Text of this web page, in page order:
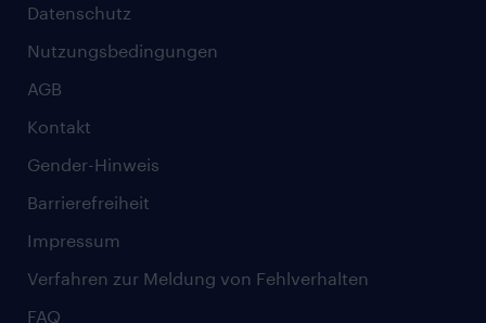
Datenschutz
Nutzungsbedingungen
AGB
Kontakt
Gender-Hinweis
Barrierefreiheit
Impressum
Verfahren zur Meldung von Fehlverhalten
FAQ